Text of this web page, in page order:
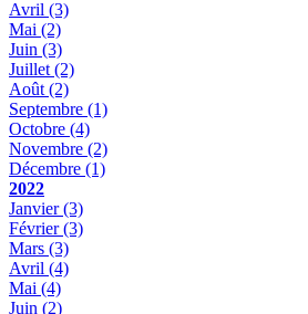
Avril (3)
Mai (2)
Juin (3)
Juillet (2)
Août (2)
Septembre (1)
Octobre (4)
Novembre (2)
Décembre (1)
2022
Janvier(3)
Février(3)
Mars (3)
Avril (4)
Mai (4)
Juin (2)